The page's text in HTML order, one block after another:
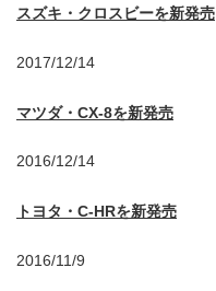
スズキ・クロスビーを新発売
2017/12/14
マツダ・CX-8を新発売
2016/12/14
トヨタ・C-HRを新発売
2016/11/9